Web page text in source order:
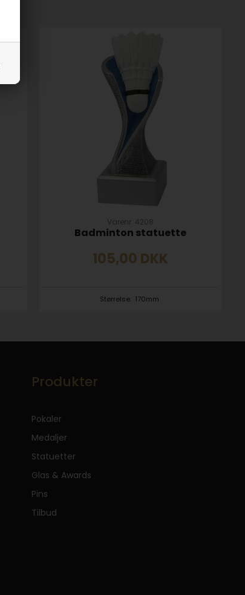
Varenr. 4208
Badminton statuette
105,00 DKK
Størrelse: 170mm
Produkter
Pokaler
Medaljer
Statuetter
Glas & Awards
Pins
Tilbud